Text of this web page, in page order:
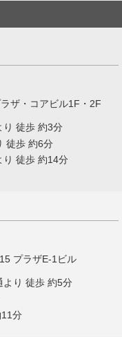
ザ・コアビル1F・2F
り 徒歩 約3分
徒歩 約6分
り 徒歩 約14分
プラザE-1ビル
より 徒歩 約5分
分